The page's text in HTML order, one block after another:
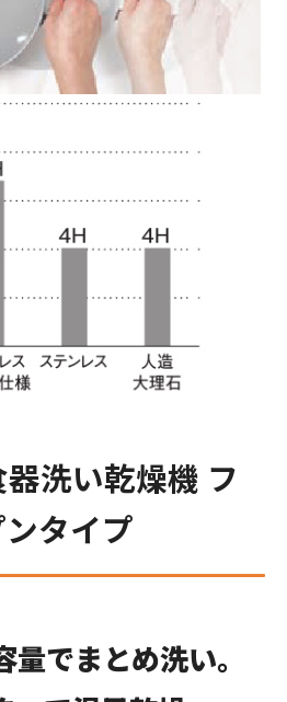
洗い乾燥機 フ
タイプ
でまとめ洗い。